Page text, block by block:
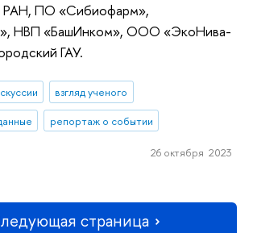
РАН, ПО «Сибиофарм»,
НВП «БашИнком», ООО «ЭкоНива-
ГАУ.
взгляд ученого
репортаж о событии
26 октября 2023
страница